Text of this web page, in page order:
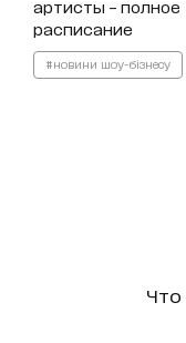
артисты – полное
расписание
#новини шоу-бізнесу
Что